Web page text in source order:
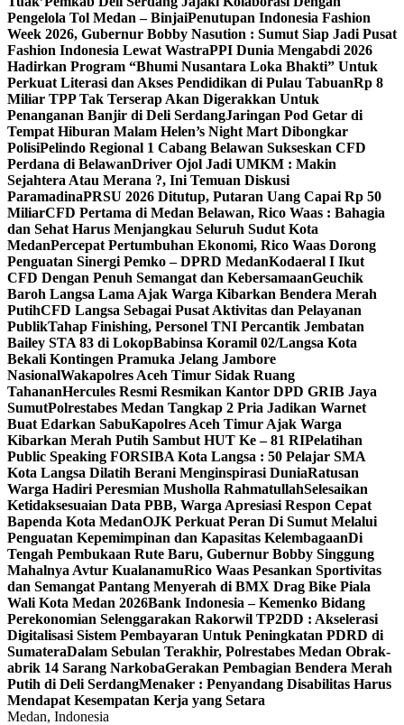
Pengelola Tol Medan – BinjaiPenutupan Indonesia Fashion
Week 2026, Gubernur Bobby Nasution : Sumut Siap Jadi Pusat
Fashion Indonesia Lewat WastraPPI Dunia Mengabdi 2026
Hadirkan Program “Bhumi Nusantara Loka Bhakti” Untuk
Perkuat Literasi dan Akses Pendidikan di Pulau TabuanRp 8
Miliar TPP Tak Terserap Akan Digerakkan Untuk
Penanganan Banjir di Deli SerdangJaringan Pod Getar di
Tempat Hiburan Malam Helen’s Night Mart Dibongkar
PolisiPelindo Regional 1 Cabang Belawan Sukseskan CFD
Perdana di BelawanDriver Ojol Jadi UMKM : Makin
Sejahtera Atau Merana ?, Ini Temuan Diskusi
ParamadinaPRSU 2026 Ditutup, Putaran Uang Capai Rp 50
MiliarCFD Pertama di Medan Belawan, Rico Waas : Bahagia
dan Sehat Harus Menjangkau Seluruh Sudut Kota
MedanPercepat Pertumbuhan Ekonomi, Rico Waas Dorong
Penguatan Sinergi Pemko – DPRD MedanKodaeral I Ikut
CFD Dengan Penuh Semangat dan KebersamaanGeuchik
Baroh Langsa Lama Ajak Warga Kibarkan Bendera Merah
PutihCFD Langsa Sebagai Pusat Aktivitas dan Pelayanan
PublikTahap Finishing, Personel TNI Percantik Jembatan
Bailey STA 83 di LokopBabinsa Koramil 02/Langsa Kota
Bekali Kontingen Pramuka Jelang Jambore
NasionalWakapolres Aceh Timur Sidak Ruang
TahananHercules Resmi Resmikan Kantor DPD GRIB Jaya
SumutPolrestabes Medan Tangkap 2 Pria Jadikan Warnet
Buat Edarkan SabuKapolres Aceh Timur Ajak Warga
Kibarkan Merah Putih Sambut HUT Ke – 81 RIPelatihan
Public Speaking FORSIBA Kota Langsa : 50 Pelajar SMA
Kota Langsa Dilatih Berani Menginspirasi DuniaRatusan
Warga Hadiri Peresmian Musholla RahmatullahSelesaikan
Ketidaksesuaian Data PBB, Warga Apresiasi Respon Cepat
Bapenda Kota MedanOJK Perkuat Peran Di Sumut Melalui
Penguatan Kepemimpinan dan Kapasitas KelembagaanDi
Tengah Pembukaan Rute Baru, Gubernur Bobby Singgung
Mahalnya Avtur KualanamuRico Waas Pesankan Sportivitas
dan Semangat Pantang Menyerah di BMX Drag Bike Piala
Wali Kota Medan 2026Bank Indonesia – Kemenko Bidang
Perekonomian Selenggarakan Rakorwil TP2DD : Akselerasi
Digitalisasi Sistem Pembayaran Untuk Peningkatan PDRD di
SumateraDalam Sebulan Terakhir, Polrestabes Medan Obrak-
abrik 14 Sarang NarkobaGerakan Pembagian Bendera Merah
Putih di Deli SerdangMenaker : Penyandang Disabilitas Harus
Mendapat Kesempatan Kerja yang Setara
Medan, Indonesia